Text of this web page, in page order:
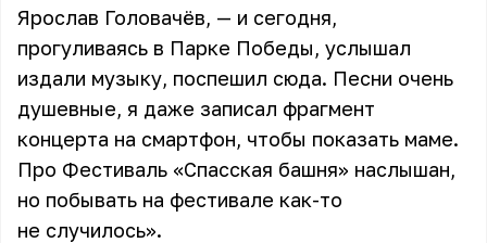
Ярослав Головачёв, — и сегодня,
прогуливаясь в Парке Победы, услышал
издали музыку, поспешил сюда. Песни очень
душевные, я даже записал фрагмент
концерта на смартфон, чтобы показать маме.
Про Фестиваль «Спасская башня» наслышан,
но побывать на фестивале как-то
не случилось».